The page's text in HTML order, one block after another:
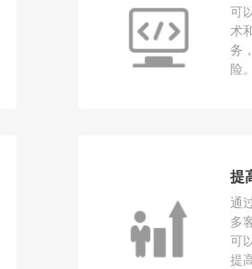
可
术
务
险。
提
通
多
可
提